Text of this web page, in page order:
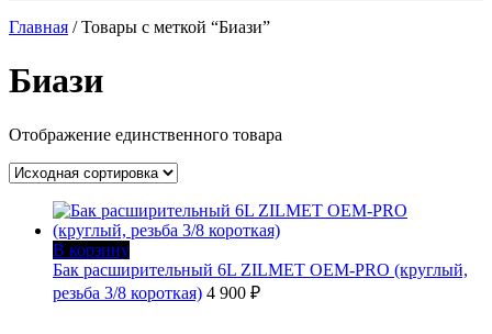
Главная / Товары с меткой “Биази”
Биази
Отображение единственного товара
В корзину
Бак расширительный 6L ZILMET OEM-PRO (круглый,
резьба 3/8 короткая) 4 900 ₽